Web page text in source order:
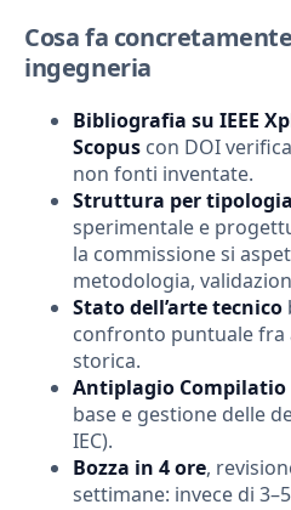
Cosa fa
ingegneria
Bibliografia su IEEE
Scopus con DOI
non fonti inventate.
Struttura per tipologia
sperimentale e
la commissione si
metodologia,
Stato dell’arte tecnico
confronto puntuale fra
storica.
Antiplagio Compilatio
base e gestione delle
IEC).
Bozza in 4 ore,
settimane: invece di